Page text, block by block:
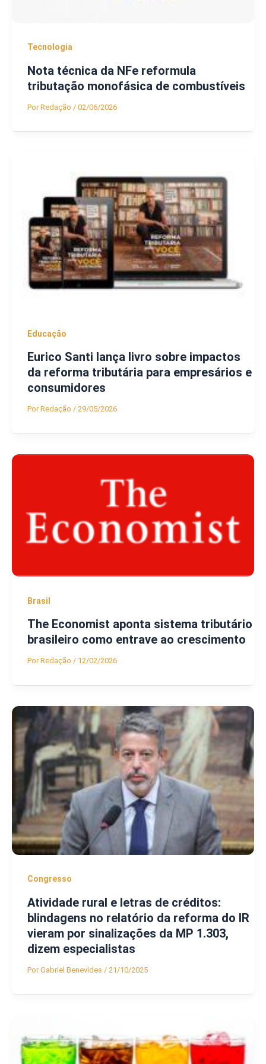
Tecnologia
Nota técnica da NFe reformula
tributação monofásica de combustíveis
PorRedação / 02/06/2026
Educação
Eurico Santi lança livro sobre impactos
da reforma tributária para empresários e
consumidores
PorRedação / 29/05/2026
Brasil
The Economist aponta sistema tributário
brasileiro como entrave ao crescimento
PorRedação / 12/02/2026
Congresso
Atividade rural e letras de créditos:
blindagens no relatório da reforma do IR
vieram por sinalizações da MP 1.303,
dizem especialistas
PorGabriel Benevides / 21/10/2025